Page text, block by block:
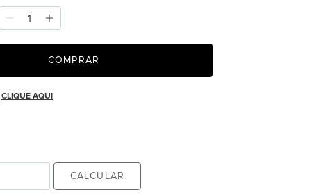
COMPRAR
CLIQUE AQUI
CALCULAR